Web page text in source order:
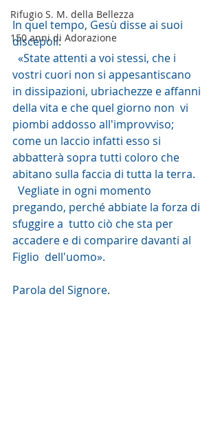
Rifugio S. M. della Bellezza
150 anni di Adorazione
In quel tempo, Gesù disse ai suoi
discepoli:
vostri cuori non si appesantiscano
in dissipazioni, ubriachezze e affanni
della vita e che quel giorno non  vi
piombi addosso all'improvviso;
come un laccio infatti esso si
abbatterà sopra tutti coloro che
abitano sulla faccia di tutta la terra.
pregando, perché abbiate la forza di
sfuggire a  tutto ciò che sta per
accadere e di comparire davanti al
Figlio  dell'uomo».
Parola del Signore.